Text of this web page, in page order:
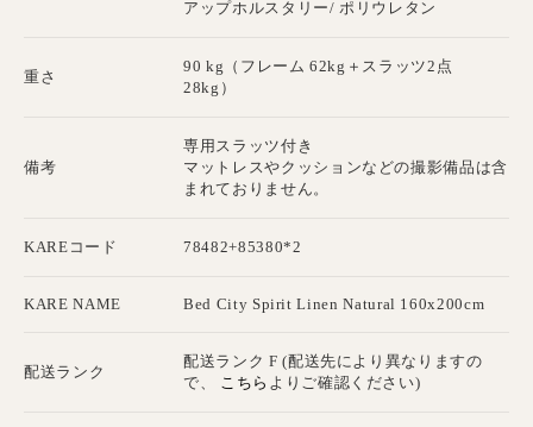
アップホルスタリー/ ポリウレタン
重さ
90 kg（フレーム 62kg＋スラッツ2点
28kg）
備考
専用スラッツ付き
マットレスやクッションなどの撮影備品は含
まれておりません。
KAREコード 78482+85380*2
KARE NAME Bed City Spirit Linen Natural 160x200cm
配送ランク
配送ランク F (配送先により異なりますの
で、
こちら よりご確認ください)